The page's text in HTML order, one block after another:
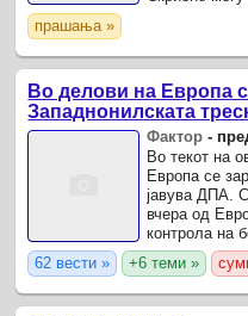
прашања »
Во делови на Европа
Западнонилската
Фактор -
Во текот на
Европа се
јавува ДПА.
вчера од
контрола на
на човечки
на ...
62 вести » +6 теми »